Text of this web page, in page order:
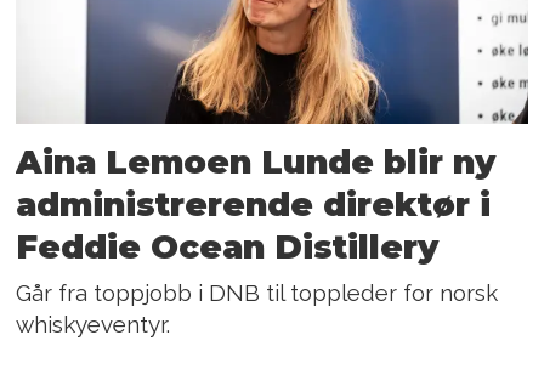
Aina Lemoen Lunde blir ny
administrerende direktør i
Feddie Ocean Distillery
Går fra toppjobb i DNB til toppleder for norsk
whiskyeventyr.